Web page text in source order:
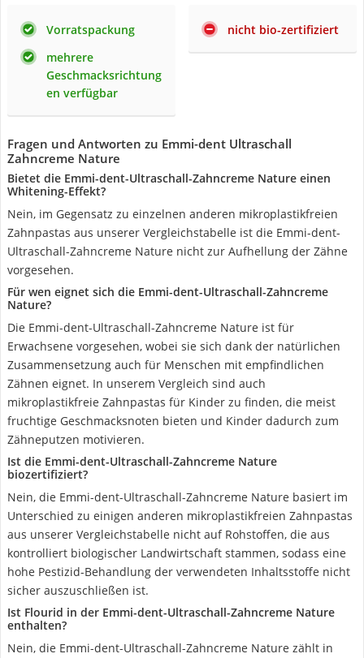
Vorratspackung
mehrere
Geschmacksrichtung
en verfügbar
nicht bio-zertifiziert
Fragen und Antworten zu Emmi-dent Ultraschall
Zahncreme Nature
Bietet die Emmi-dent-Ultraschall-Zahncreme Nature einen
Whitening-Effekt?
Nein, im Gegensatz zu einzelnen anderen mikroplastikfreien
Zahnpastas aus unserer Vergleichstabelle ist die Emmi-dent-
Ultraschall-Zahncreme Nature nicht zur Aufhellung der Zähne
vorgesehen.
Für wen eignet sich die Emmi-dent-Ultraschall-Zahncreme
Nature?
Die Emmi-dent-Ultraschall-Zahncreme Nature ist für
Erwachsene vorgesehen, wobei sie sich dank der natürlichen
Zusammensetzung auch für Menschen mit empfindlichen
Zähnen eignet. In unserem Vergleich sind auch
mikroplastikfreie Zahnpastas für Kinder zu finden, die meist
fruchtige Geschmacksnoten bieten und Kinder dadurch zum
Zähneputzen motivieren.
Ist die Emmi-dent-Ultraschall-Zahncreme Nature
biozertifiziert?
Nein, die Emmi-dent-Ultraschall-Zahncreme Nature basiert im
Unterschied zu einigen anderen mikroplastikfreien Zahnpastas
aus unserer Vergleichstabelle nicht auf Rohstoffen, die aus
kontrolliert biologischer Landwirtschaft stammen, sodass eine
hohe Pestizid-Behandlung der verwendeten Inhaltsstoffe nicht
sicher auszuschließen ist.
Ist Flourid in der Emmi-dent-Ultraschall-Zahncreme Nature
enthalten?
Nein, die Emmi-dent-Ultraschall-Zahncreme Nature zählt in